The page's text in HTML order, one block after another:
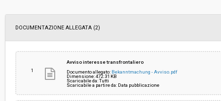
Svolgimento:
Importo a base di gara soggetto a
ribasso:
Costi di sicurezza non soggetti a
ribasso:
€ 29.836,36
DOCUMENTAZIONE ALLEGATA (2)
1
Avviso interesse transfrontaliero
Documento allegato: Bekanntmachung - Avviso.pdf
Dimensione: 472.31 KB
Scaricabile da: Tutti
Scaricabile a partire da: Data pubblicazione